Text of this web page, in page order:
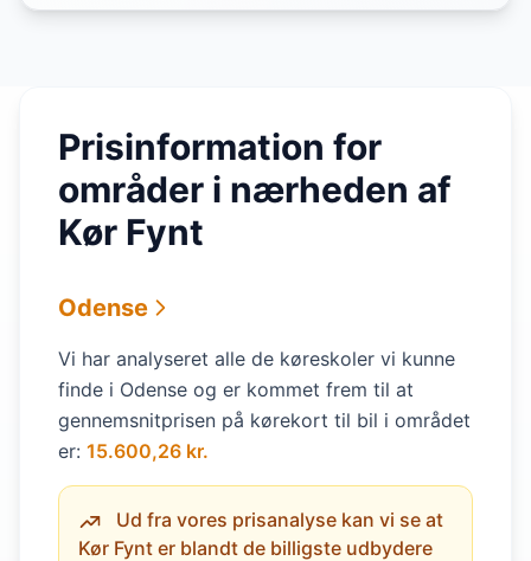
Prisinformation for
områder i nærheden af
Kør Fynt
Odense
Vi har analyseret alle de køreskoler vi kunne
finde i Odense og er kommet frem til at
gennemsnitprisen på kørekort til bil i området
er: 15.600,26 kr.
Ud fra vores prisanalyse kan vi se at
Kør Fynt er blandt de billigste udbydere